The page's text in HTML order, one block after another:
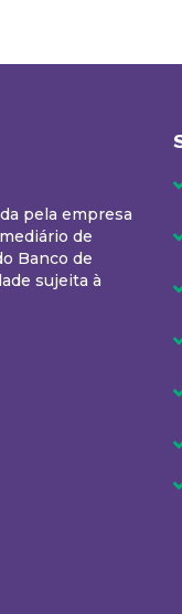
pela empresa
de
Banco de
sujeita à